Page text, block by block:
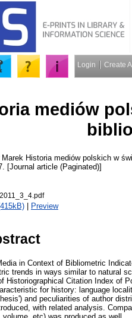
Login Create
mediów
Marek Historia mediów polskich w
[Journal article (Paginated)]
| Preview
in Context of Bibliometric
trends in ways similar to natural
Historiographical Citation Index of
for history: language
and peculiarities of author
with related analysis.